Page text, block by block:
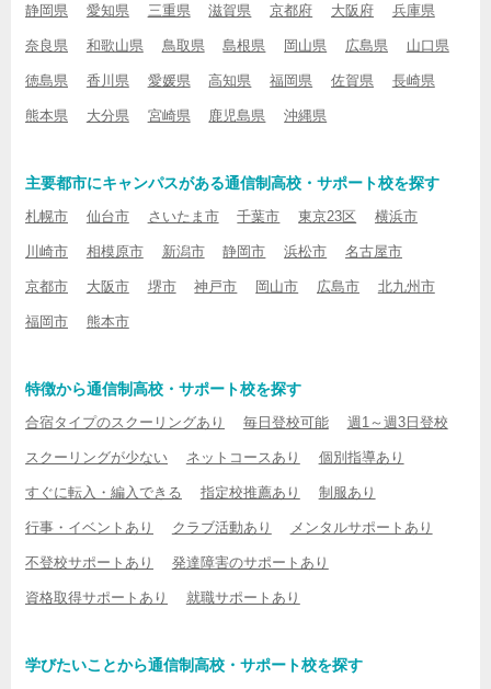
静岡県 愛知県 三重県 滋賀県 京都府 大阪府 兵庫県
奈良県 和歌山県 鳥取県 島根県 岡山県 広島県 山口県
徳島県 香川県 愛媛県 高知県 福岡県 佐賀県 長崎県
熊本県 大分県 宮崎県 鹿児島県 沖縄県
主要都市にキャンパスがある通信制高校・サポート校を探す
札幌市 仙台市 さいたま市 千葉市 東京23区 横浜市
川崎市 相模原市 新潟市 静岡市 浜松市 名古屋市
京都市 大阪市 堺市 神戸市 岡山市 広島市 北九州市
福岡市 熊本市
特徴から通信制高校・サポート校を探す
合宿タイプのスクーリングあり 毎日登校可能 週1～週3日登校
スクーリングが少ない ネットコースあり 個別指導あり
すぐに転入・編入できる 指定校推薦あり 制服あり
行事・イベントあり クラブ活動あり メンタルサポートあり
不登校サポートあり 発達障害のサポートあり
資格取得サポートあり 就職サポートあり
学びたいことから通信制高校・サポート校を探す